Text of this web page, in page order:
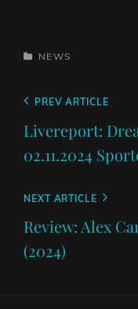
CATEGORIES
NEWS
Previous
Post
PREV ARTICLE
Livereport:
02.11.2024
Next
NEXT ARTICLE
Review: Alex
(2024)